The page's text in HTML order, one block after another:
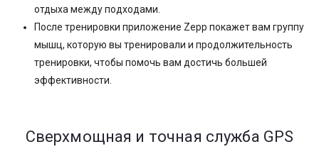
отдыха между подходами.
После тренировки приложение Zepp покажет вам группу
мышц, которую вы тренировали и продолжительность
тренировки, чтобы помочь вам достичь большей
эффективности.
Сверхмощная и точная служба GPS